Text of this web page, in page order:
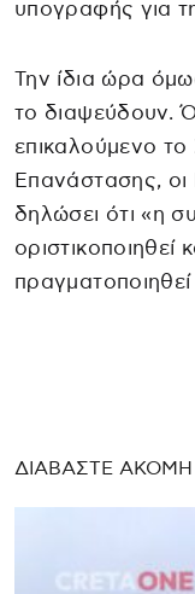
υπογραφής για
Την ίδια ώρα
το διαψεύδουν.
επικαλούμενο
Επανάστασης, οι
δηλώσει ότι «η
ΔΙΑΒΑΣΤΕ ΑΚΟΜΗ